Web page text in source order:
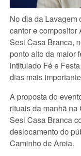
No dia da Lavagem
cantor e compositor
Sesi Casa Branca,
ponto alto da maior
intitulado Fé e
dias mais
A proposta do
rituais da manhã
Sesi Casa Branca
deslocamento do
Caminho de Areia.